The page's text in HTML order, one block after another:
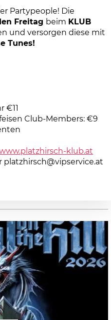
Partypeople! Die
Freitag beim KLUB
und versorgen diese mit
Tunes!
Club-Members: €9
klub.at
platzhirsch@vipservice.at